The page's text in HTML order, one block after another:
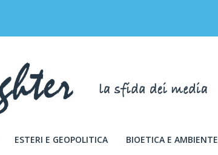
ESTERI E GEOPOLITICA BIOETICA E AMBIENTE